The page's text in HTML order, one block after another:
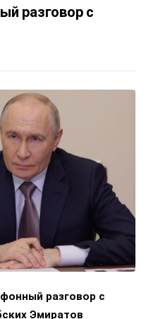
разговор с
разговор с
Эмиратов